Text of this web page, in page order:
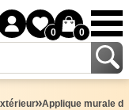
0 0
Applique murale